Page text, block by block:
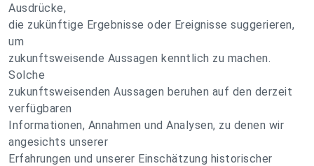
Ausdrücke,
die zukünftige Ergebnisse oder Ereignisse suggerieren,
um
zukunftsweisende Aussagen kenntlich zu machen.
Solche
zukunftsweisenden Aussagen beruhen auf den derzeit
verfügbaren
Informationen, Annahmen und Analysen, zu denen wir
angesichts unserer
Erfahrungen und unserer Einschätzung historischer